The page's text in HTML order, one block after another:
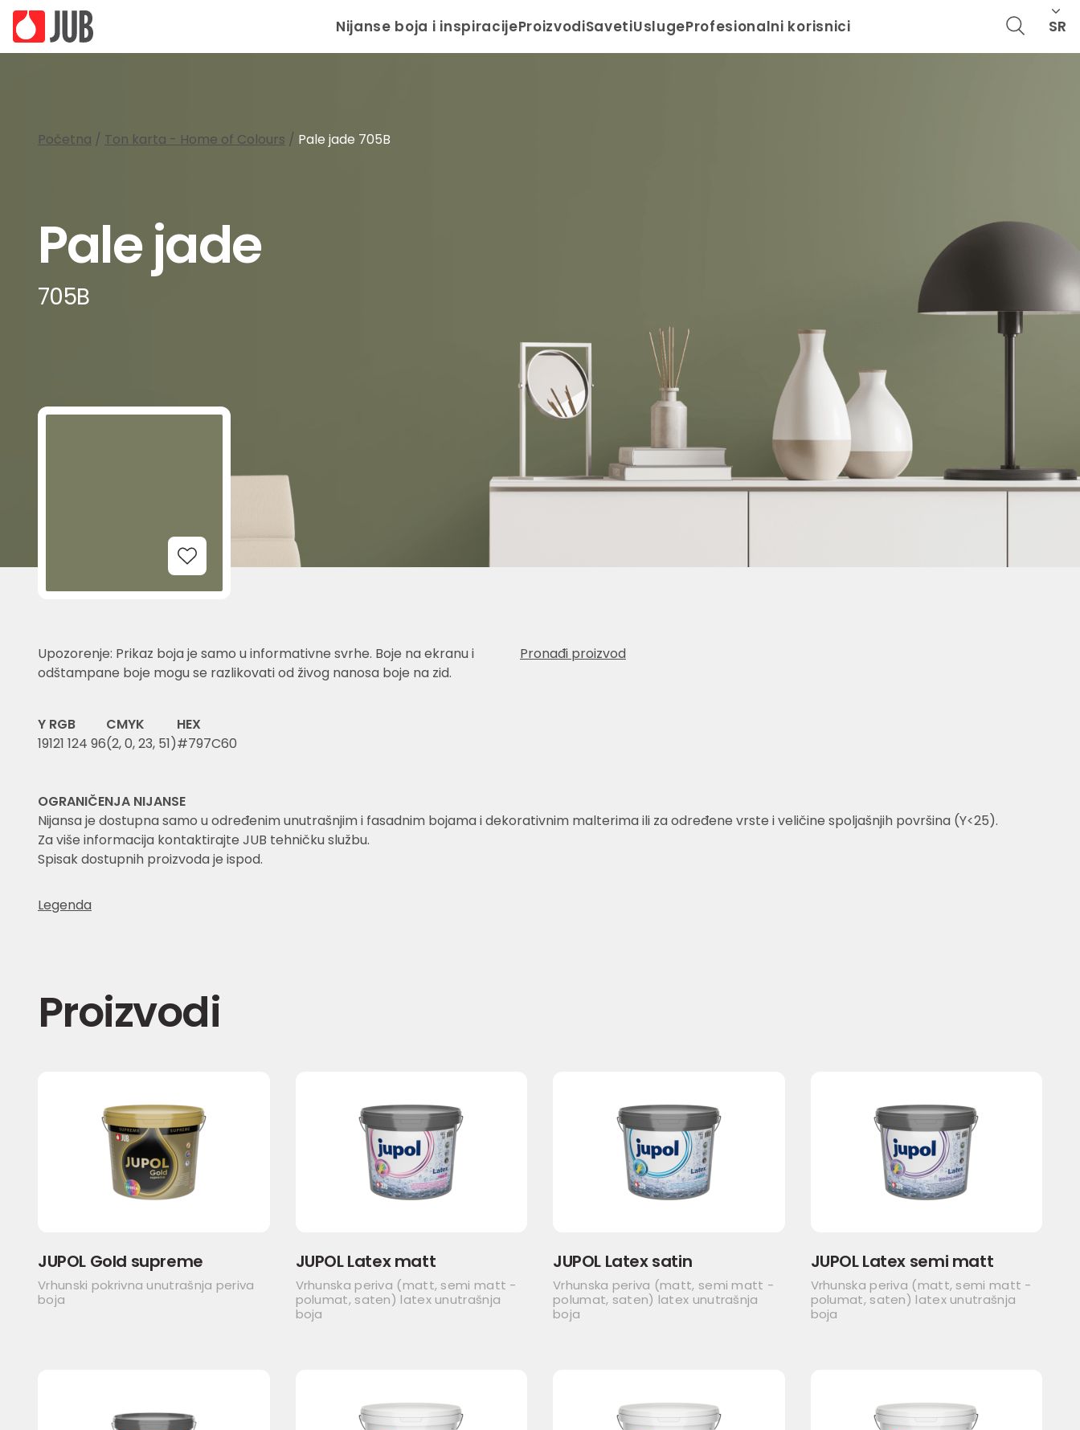
Nijanse boja i inspiracijeProizvodiSavetiUslugeProfesionalni korisnici SR
Početna / Ton karta - Home of Colours / Pale jade 705B
Pale jade
705B
Add to Wishlist
Upozorenje: Prikaz boja je samo u informativne svrhe. Boje na ekranu i
odštampane boje mogu se razlikovati od živog nanosa boje na zid.
Pronađi proizvod
Y
19
RGB
121 124 96
CMYK
(2, 0, 23, 51)
HEX
#797C60
OGRANIČENJA NIJANSE
Nijansa je dostupna samo u određenim unutrašnjim i fasadnim bojama i dekorativnim malterima ili za određene vrste i veličine spoljašnjih površina (Y<25).
Za više informacija kontaktirajte JUB tehničku službu.
Spisak dostupnih proizvoda je ispod.
Legenda
Proizvodi
JUPOL Gold supreme
Vrhunski pokrivna unutrašnja periva
boja
JUPOL Latex matt
Vrhunska periva (matt, semi matt -
polumat, saten) latex unutrašnja
boja
JUPOL Latex satin
Vrhunska periva (matt, semi matt -
polumat, saten) latex unutrašnja
boja
JUPOL Latex semi matt
Vrhunska periva (matt, semi matt -
polumat, saten) latex unutrašnja
boja